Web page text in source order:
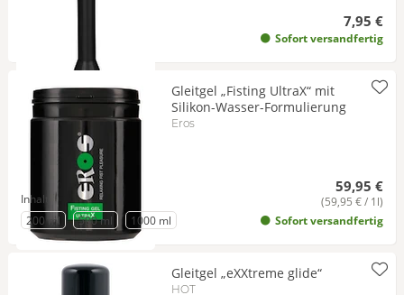
7,95 €
Sofort versandfertig
Gleitgel „Fisting UltraX“ mit
Silikon-Wasser-Formulierung
Eros
59,95 €
(59,95 € / 1l)
Sofort versandfertig
Inhalt
zu Inhalt
200 ml zu Inhalt
500 ml zu Inhalt
1000 ml
Gleitgel „eXXtreme glide“
HOT